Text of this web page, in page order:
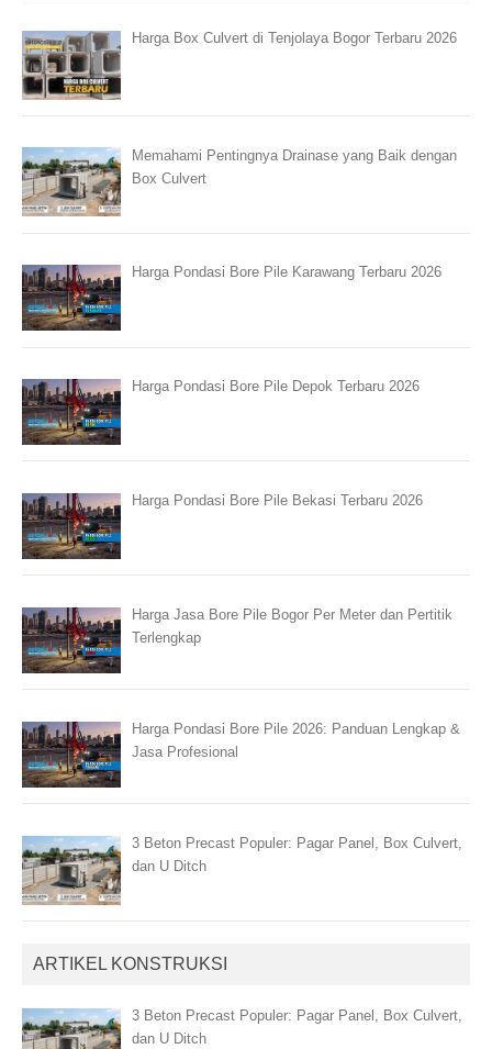
Harga Box Culvert di Tenjolaya Bogor Terbaru 2026
Memahami Pentingnya Drainase yang Baik dengan
Box Culvert
Harga Pondasi Bore Pile Karawang Terbaru 2026
Harga Pondasi Bore Pile Depok Terbaru 2026
Harga Pondasi Bore Pile Bekasi Terbaru 2026
Harga Jasa Bore Pile Bogor Per Meter dan Pertitik
Terlengkap
Harga Pondasi Bore Pile 2026: Panduan Lengkap &
Jasa Profesional
3 Beton Precast Populer: Pagar Panel, Box Culvert,
dan U Ditch
ARTIKEL KONSTRUKSI
3 Beton Precast Populer: Pagar Panel, Box Culvert,
dan U Ditch